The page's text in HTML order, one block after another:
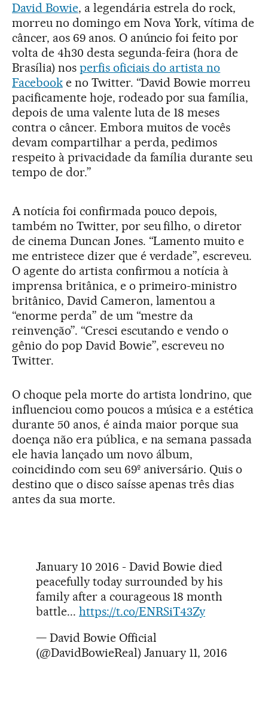
David Bowie, a legendária estrela do rock,
morreu no domingo em Nova York, vítima de
câncer, aos 69 anos. O anúncio foi feito por
volta de 4h30 desta segunda-feira (hora de
Brasília) nos perfis oficiais do artista no
Facebooke no Twitter. “David Bowie morreu
pacificamente hoje, rodeado por sua família,
depois de uma valente luta de 18 meses
contra o câncer. Embora muitos de vocês
devam compartilhar a perda, pedimos
respeito à privacidade da família durante seu
tempo de dor.”
A notícia foi confirmada pouco depois,
também no Twitter, por seu filho, o diretor
de cinema Duncan Jones. “Lamento muito e
me entristece dizer que é verdade”, escreveu.
O agente do artista confirmou a notícia à
imprensa britânica, e o primeiro-ministro
britânico, David Cameron, lamentou a
“enorme perda” de um “mestre da
reinvenção”. “Cresci escutando e vendo o
gênio do pop David Bowie”, escreveu no
Twitter.
O choque pela morte do artista londrino, que
influenciou como poucos a música e a estética
durante 50 anos, é ainda maior porque sua
doença não era pública, e na semana passada
ele havia lançado um novo álbum,
coincidindo com seu 69º aniversário. Quis o
destino que o disco saísse apenas três dias
antes da sua morte.
January 10 2016 - David Bowie died
peacefully today surrounded by his
family after a courageous 18 month
battle... https://t.co/ENRSiT43Zy
— David Bowie Official
(@DavidBowieReal) January 11, 2016